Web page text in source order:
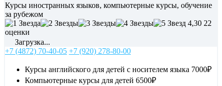
Курсы иностранных языков, компьютерные курсы, обучение
за рубежом
4,30 22
оценки
Загрузка...
+7 (4872) 70-40-05 +7 (920) 278-80-00
Курсы английского для детей с носителем языка 7000₽
Компьютерные курсы для детей 6500₽